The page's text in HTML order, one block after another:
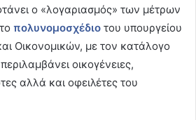
ο «λογαριασμός» των μέτρων
πολυνομοσχέδιο του υπουργείου
Οικονομικών, με τον κατάλογο
οικογένειες,
αλλά και οφειλέτες του